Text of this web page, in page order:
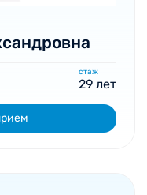
стаж
29 лет